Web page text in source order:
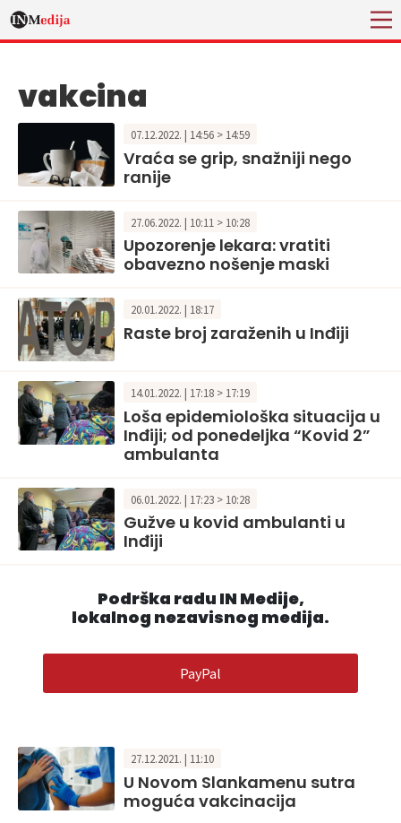
vakcina
07.12.2022. | 14:56 > 14:59
Vraća se grip, snažniji nego
ranije
27.06.2022. | 10:11 > 10:28
Upozorenje lekara: vratiti
obavezno nošenje maski
20.01.2022. | 18:17
Raste broj zaraženih u Inđiji
14.01.2022. | 17:18 > 17:19
Loša epidemiološka situacija u
Inđiji; od ponedeljka “Kovid 2”
ambulanta
06.01.2022. | 17:23 > 10:28
Gužve u kovid ambulanti u
Inđiji
Podrška radu IN Medije,
lokalnog nezavisnog medija.
PayPal
27.12.2021. | 11:10
U Novom Slankamenu sutra
moguća vakcinacija